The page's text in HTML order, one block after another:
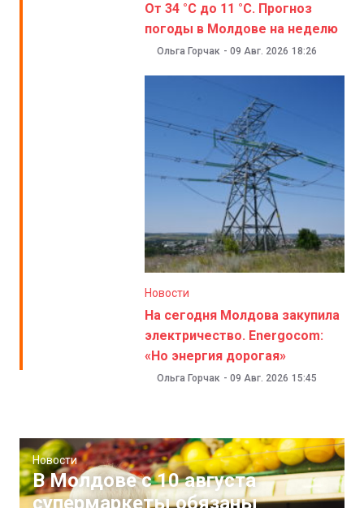
От 34 °C до 11 °C. Прогноз
погоды в Молдове на неделю
Ольга Горчак - 09 Авг. 2026 18:26
Новости
На сегодня Молдова закупила
электричество. Energocom:
«Но энергия дорогая»
Ольга Горчак - 09 Авг. 2026 15:45
Новости
В Молдове с 10 августа
супермаркеты обязаны